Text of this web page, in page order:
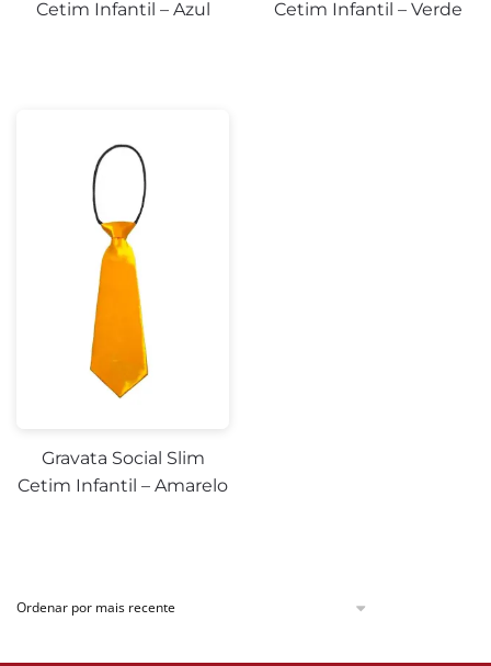
Cetim Infantil – Azul
Cetim Infantil – Verde
Gravata Social Slim
Cetim Infantil – Amarelo